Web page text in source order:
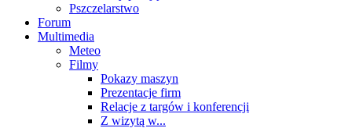
Pszczelarstwo
Forum
Multimedia
Meteo
Filmy
Pokazy maszyn
Prezentacje firm
Relacje z targów i konferencji
Z wizytą w...